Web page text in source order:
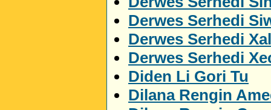
Derwes Serhedi
Derwes Serhedi
Derwes Serhedi
Diden Li Gori Tu
Dilana Rengin